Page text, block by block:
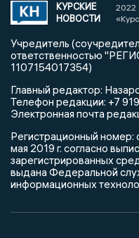
КУРСКИЕ
НОВОСТИ
2022
Учредитель
ответственностью
1107154017354)
Главный редактор:
Телефон редакции: +7
Электронная почта
Регистрационный
мая 2019 г. согласно
зарегистрированных
выдана Федеральной
информационных